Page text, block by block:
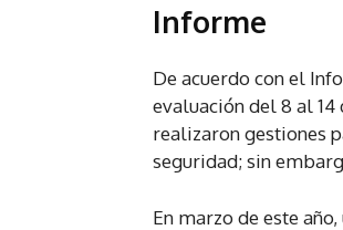
Informe
De acuerdo con el
evaluación del 8 al
realizaron gestiones
seguridad; sin
En marzo de este